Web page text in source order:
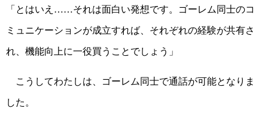
「とはいえ……それは面白い発想です。ゴーレム同士のコ
ミュニケーションが成立すれば、それぞれの経験が共有さ
れ、機能向上に一役買うことでしょう」
こうしてわたしは、ゴーレム同士で通話が可能となりま
した。